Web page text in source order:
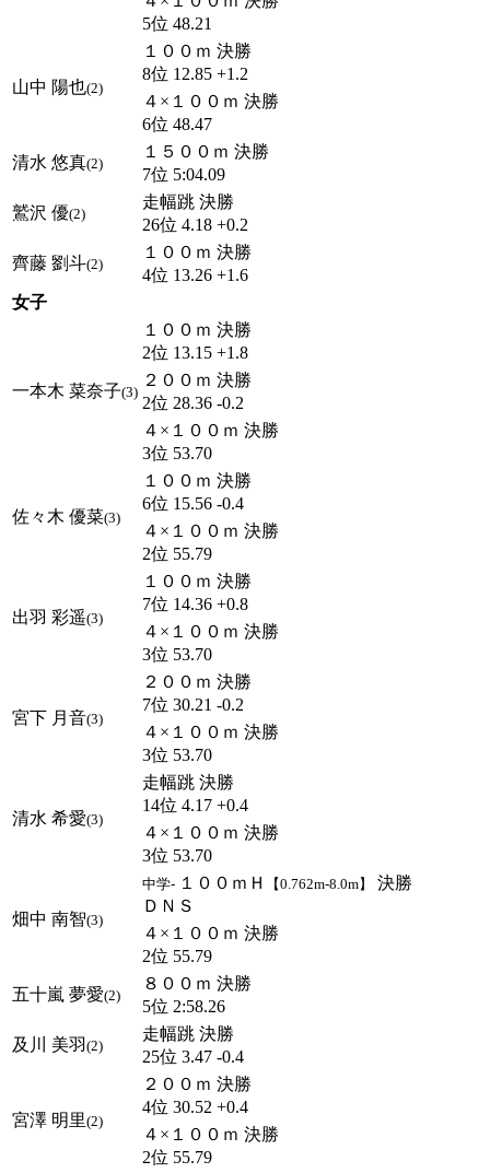
5位 48.21
山中 陽也(2)
１００ｍ 決勝
8位 12.85 +1.2
４×１００ｍ 決勝
6位 48.47
清水 悠真(2)
１５００ｍ 決勝
7位 5:04.09
鷲沢 優(2)
走幅跳 決勝
26位 4.18 +0.2
齊藤 劉斗(2)
１００ｍ 決勝
4位 13.26 +1.6
女子
一本木 菜奈子(3)
１００ｍ 決勝
2位 13.15 +1.8
２００ｍ 決勝
2位 28.36 -0.2
４×１００ｍ 決勝
3位 53.70
佐々木 優菜(3)
１００ｍ 決勝
6位 15.56 -0.4
４×１００ｍ 決勝
2位 55.79
出羽 彩遥(3)
１００ｍ 決勝
7位 14.36 +0.8
４×１００ｍ 決勝
3位 53.70
宮下 月音(3)
２００ｍ 決勝
7位 30.21 -0.2
４×１００ｍ 決勝
3位 53.70
清水 希愛(3)
走幅跳 決勝
14位 4.17 +0.4
４×１００ｍ 決勝
3位 53.70
畑中 南智(3)
中学- １００ｍＨ 【0.762m-8.0m】
決勝
ＤＮＳ
４×１００ｍ 決勝
2位 55.79
五十嵐 夢愛(2)
８００ｍ 決勝
5位 2:58.26
及川 美羽 (2)
走幅跳 決勝
25位 3.47 -0.4
宮澤 明里(2)
２００ｍ 決勝
4位 30.52 +0.4
４×１００ｍ 決勝
2位 55.79